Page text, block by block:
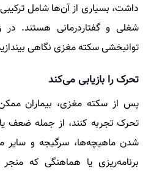
داشت، بسیاری از آن‌ها شامل
شغلی و گفتاردرمانی هستند. در
توانبخشی سکته مغزی نگاهی
تحرک را بازیابی می‌کند
پس از سکته مغزی، بیماران
تحرک تجربه کنند، از جمله
شدن ماهیچه‌ها، سرگیجه و سایر
برنامه‌ریزی یا هماهنگی که